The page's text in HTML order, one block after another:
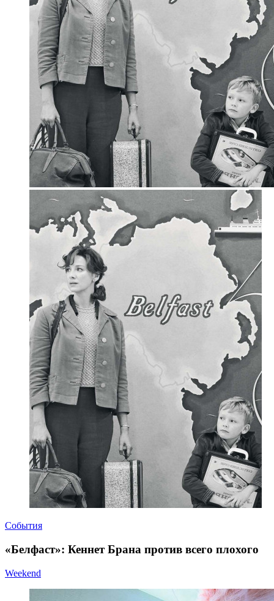
События
«Белфаст»: Кеннет Брана против всего плохого
Weekend